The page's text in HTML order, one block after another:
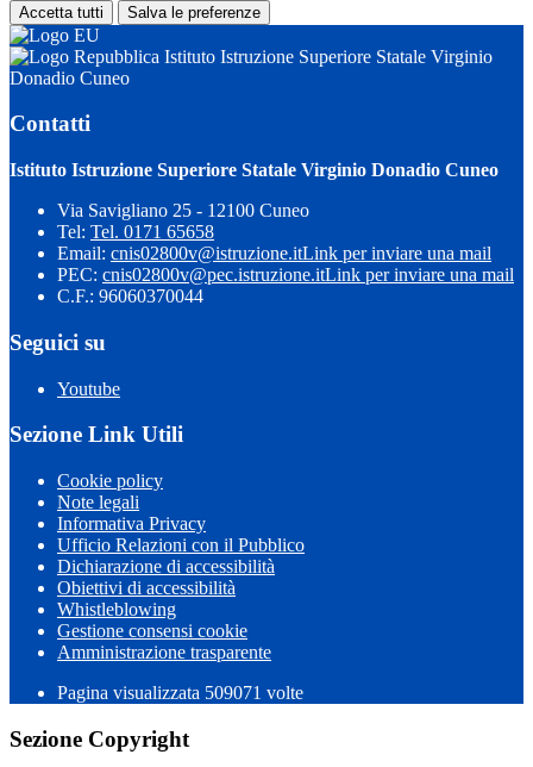
Accetta tutti Salva le preferenze
Istituto Istruzione Superiore Statale Virginio
Donadio Cuneo
Contatti
Istituto Istruzione Superiore Statale Virginio Donadio Cuneo
Via Savigliano 25 - 12100 Cuneo
Tel: Tel. 0171 65658
Email: cnis02800v@istruzione.itLink per inviare una mail
PEC: cnis02800v@pec.istruzione.itLink per inviare una mail
C.F.: 96060370044
Seguici su
Youtube
Sezione Link Utili
Cookie policy
Note legali
Informativa Privacy
Ufficio Relazioni con il Pubblico
Dichiarazione di accessibilità
Obiettivi di accessibilità
Whistleblowing
Gestione consensi cookie
Amministrazione trasparente
Pagina visualizzata 509071 volte
Sezione Copyright